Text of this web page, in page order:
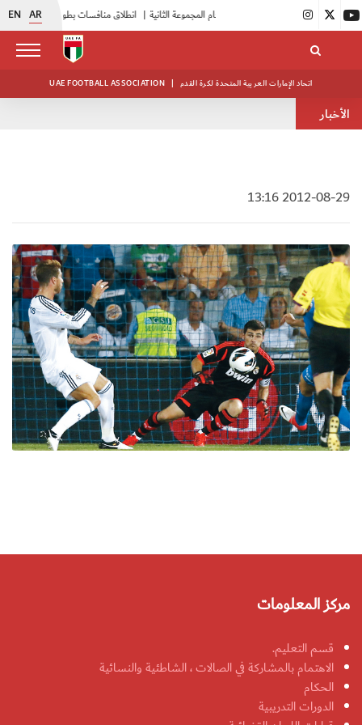
EN AR انطلاق منافسات بطولة النخبة لحرس الرئاسة | بدء فعاليات معسكر حكام المجموعة الثانية
UAE FOOTBALL ASSOCIATION | اتحاد الإمارات العربية المتحدة لكرة القدم
الأخبار
2012-08-29 13:16
مركز المعلومات
قسم التعليم.
الاهتمام بالمشاركة في الصالات ، الشاطئية والنسائية
الحكام
الدورات التدريبية